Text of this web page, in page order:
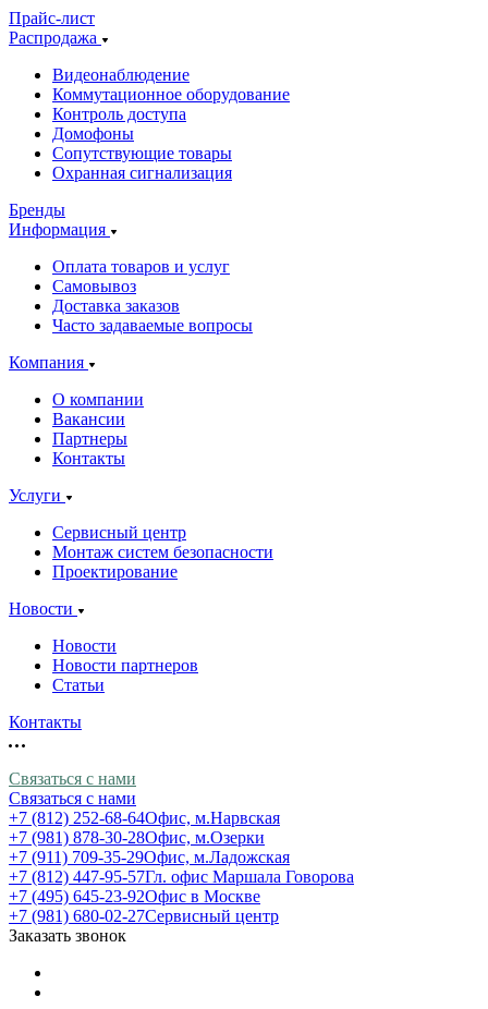
Прайс-лист
Распродажа
Видеонаблюдение
Коммутационное оборудование
Контроль доступа
Домофоны
Сопутствующие товары
Охранная сигнализация
Бренды
Информация
Оплата товаров и услуг
Самовывоз
Доставка заказов
Часто задаваемые вопросы
Компания
О компании
Вакансии
Партнеры
Контакты
Услуги
Сервисный центр
Монтаж систем безопасности
Проектирование
Новости
Новости
Новости партнеров
Статьи
Контакты
Связаться с нами
Связаться с нами
+7 (812) 252-68-64Офис, м.Нарвская
+7 (981) 878-30-28Офис, м.Озерки
+7 (911) 709-35-29Офис, м.Ладожская
+7 (812) 447-95-57Гл. офис Маршала Говорова
+7 (495) 645-23-92Офис в Москве
+7 (981) 680-02-27Сервисный центр
Заказать звонок